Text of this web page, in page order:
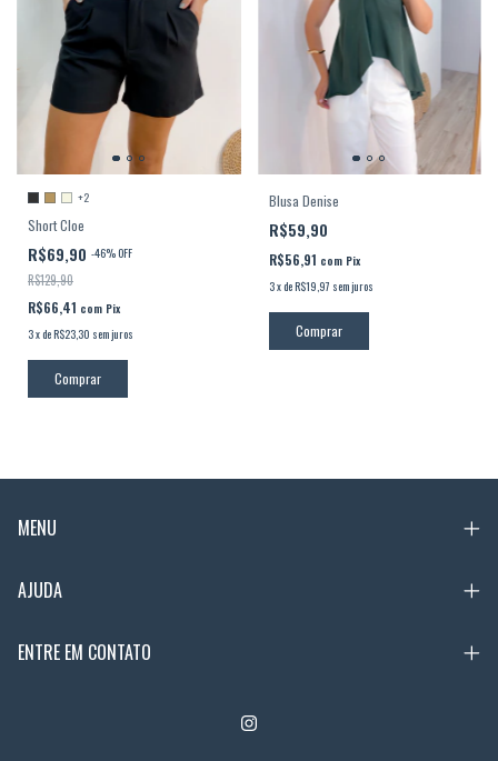
+2
Short Cloe
R$69,90 -46%OFF
R$129,90
R$66,41 com Pix
3xdeR$23,30 sem juros
Comprar
Blusa Denise
R$59,90
R$56,91 com Pix
3xdeR$19,97 sem juros
Comprar
MENU
AJUDA
ENTRE EM CONTATO